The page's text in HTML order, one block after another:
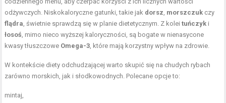
odżywczych. Niskokaloryczne gatunki, takie jak dorsz morszczuk czy
flądra , świetnie sprawdzą się w planie dietetycznym. Z koleituńczyk i
łosoś , mimo nieco wyższej kaloryczności, są bogate w nienasycone
kwasy tłuszczowe Omega-3 , które mają korzystny wpływ na zdrowie.
W kontekście diety odchudzającej warto skupić się na chudych rybach
zarówno morskich, jak i słodkowodnych. Polecane opcje to:
mintaj,